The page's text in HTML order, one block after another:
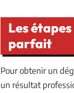
Les
parfait
Pour obtenir un
un résultat